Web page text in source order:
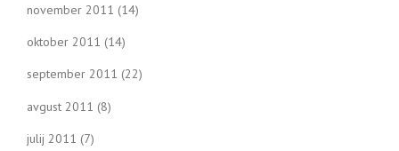
november 2011 (14)
oktober 2011 (14)
september 2011 (22)
avgust 2011 (8)
julij 2011 (7)